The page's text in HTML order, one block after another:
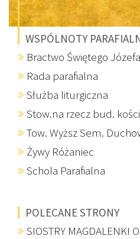
WSPÓLNOTY
Bractwo Świętego Józefa
Rada parafialna
Służba liturgiczna
Stow.na rzecz bud.
Tow. Wyższ Sem.
Żywy Różaniec
Schola Parafialna
POLECANE STRONY
SIOSTRY MAGDALENKI